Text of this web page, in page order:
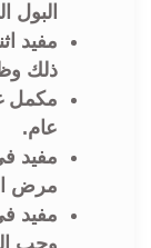
البول
مفيد
ذلك
مكمل
عام.
مفيد
مرض
مفيد
وحب